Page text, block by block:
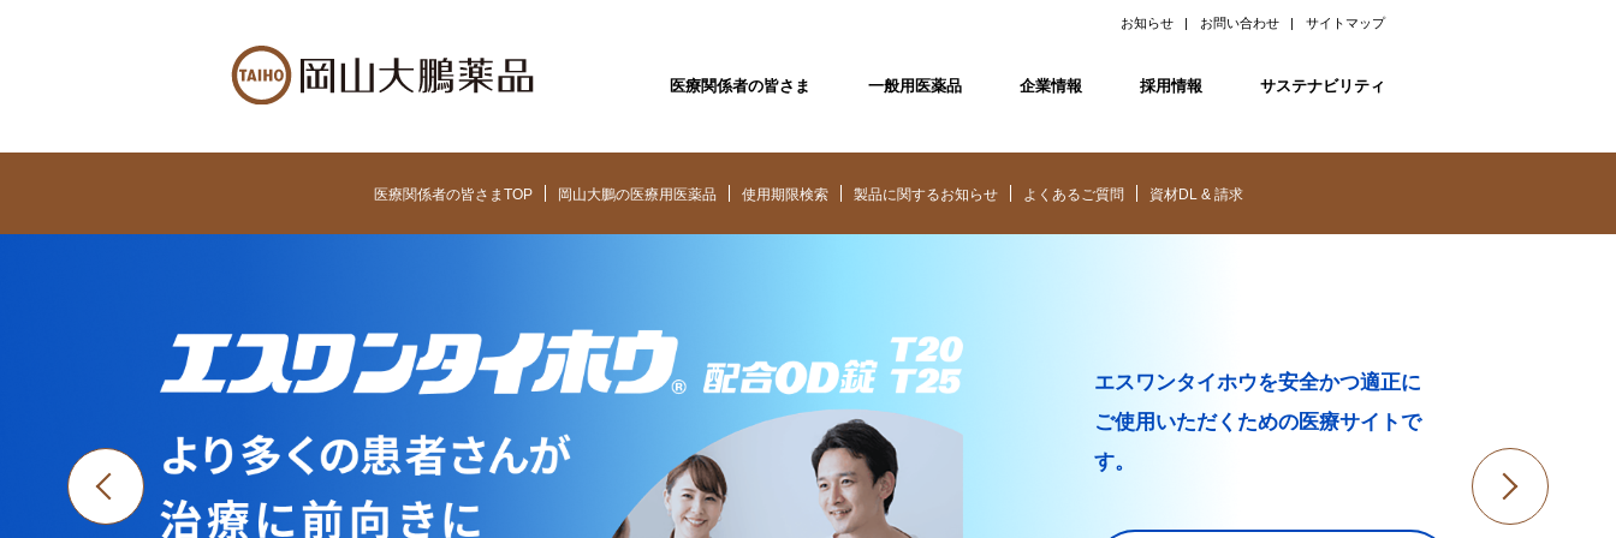
医療関係者の皆さま 一般用医薬品 企業情報 採用情報 サステナビリティ
お知らせ お問い合わせ サイトマップ
医療関係者の皆さまTOP 岡山大鵬の医療用医薬品 使用期限検索 製品に関するお知らせ よくあるご質問 資材DL & 請求
エスワンタイホウを安全かつ適正に
ご使用いただくための医療サイトで
す。